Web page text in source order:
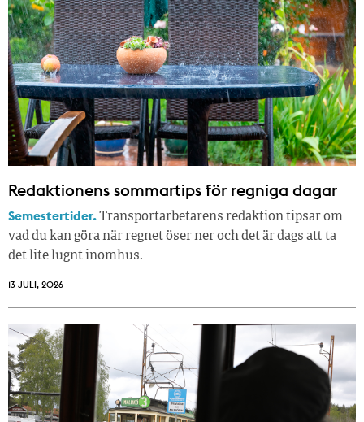
Redaktionens sommar­tips för regniga dagar
Semestertider.Transportarbetarens redaktion tipsar om
vad du kan göra när regnet öser ner och det är dags att ta
det lite lugnt inomhus.
13 JULI, 2026